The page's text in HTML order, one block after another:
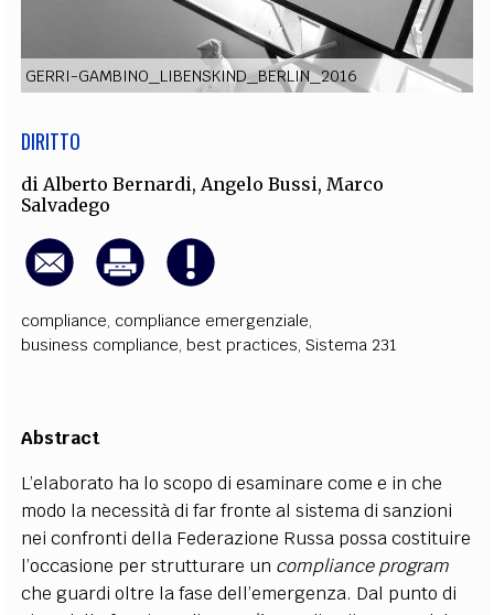
GERRI-GAMBINO_LIBENSKIND_BERLIN_2016
DIRITTO
di Alberto Bernardi, Angelo Bussi, Marco
Salvadego
compliance, compliance emergenziale,
business compliance,best practices,Sistema 231
Abstract
L’elaborato ha lo scopo di esaminare come e in che
modo la necessità di far fronte al sistema di sanzioni
nei confronti della Federazione Russa possa costituire
l’occasione per strutturare un compliance program
che guardi oltre la fase dell’emergenza. Dal punto di